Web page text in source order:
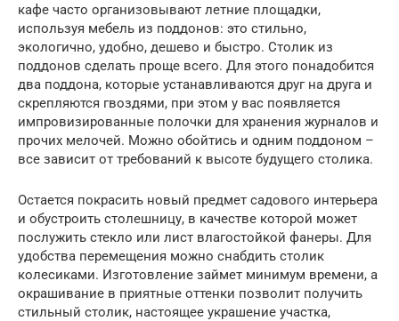
кафе часто организовывают летние площадки,
используя мебель из поддонов: это стильно,
экологично, удобно, дешево и быстро. Столик из
поддонов сделать проще всего. Для этого понадобится
два поддона, которые устанавливаются друг на друга и
скрепляются гвоздями, при этом у вас появляется
импровизированные полочки для хранения журналов и
прочих мелочей. Можно обойтись и одним поддоном –
все зависит от требований к высоте будущего столика.
Остается покрасить новый предмет садового интерьера
и обустроить столешницу, в качестве которой может
послужить стекло или лист влагостойкой фанеры. Для
удобства перемещения можно снабдить столик
колесиками. Изготовление займет минимум времени, а
окрашивание в приятные оттенки позволит получить
стильный столик, настоящее украшение участка,